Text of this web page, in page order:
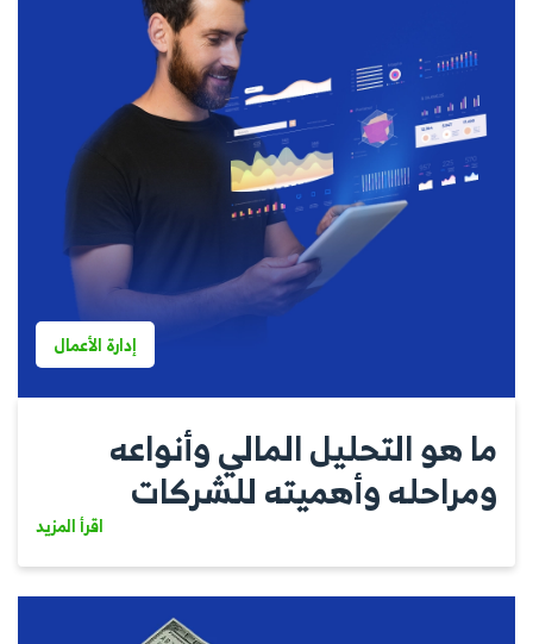
إدارة الأعمال
ما هو التحليل المالي وأنواعه
ومراحله وأهميته للشركات
اقرأ المزيد